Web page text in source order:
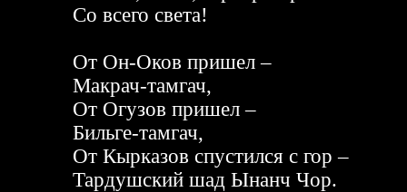
Со всего света!
От Он-Оков пришел –
Макрач-тамгач,
От Огузов пришел –
Бильге-тамгач,
От Кырказов спустился с гор –
Тардушский шад Ынанч Чор.